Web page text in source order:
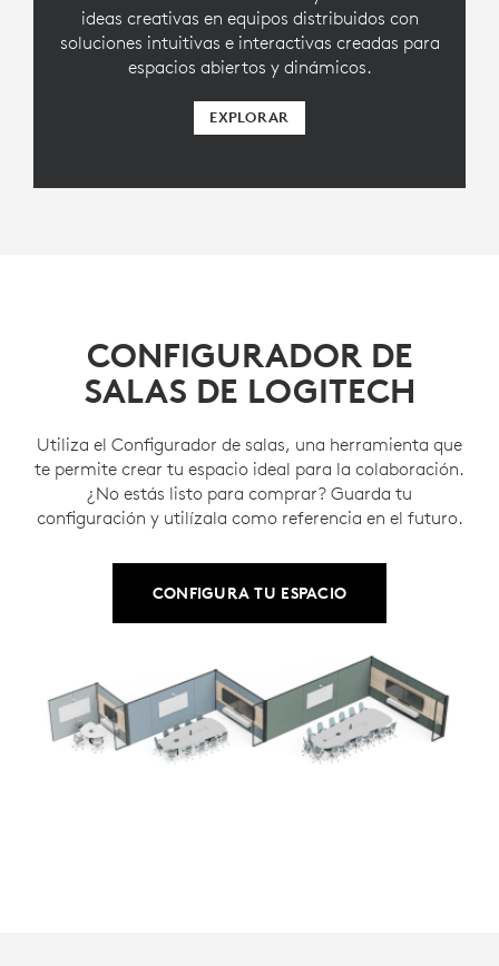
ideas creativas en equipos distribuidos con
soluciones intuitivas e interactivas creadas para
espacios abiertos y dinámicos.
EXPLORAR
CONFIGURADOR DE
SALAS DE LOGITECH
Utiliza el Configurador de salas, una herramienta que
te permite crear tu espacio ideal para la colaboración.
¿No estás listo para comprar? Guarda tu
configuración y utilízala como referencia en el futuro.
CONFIGURA TU ESPACIO